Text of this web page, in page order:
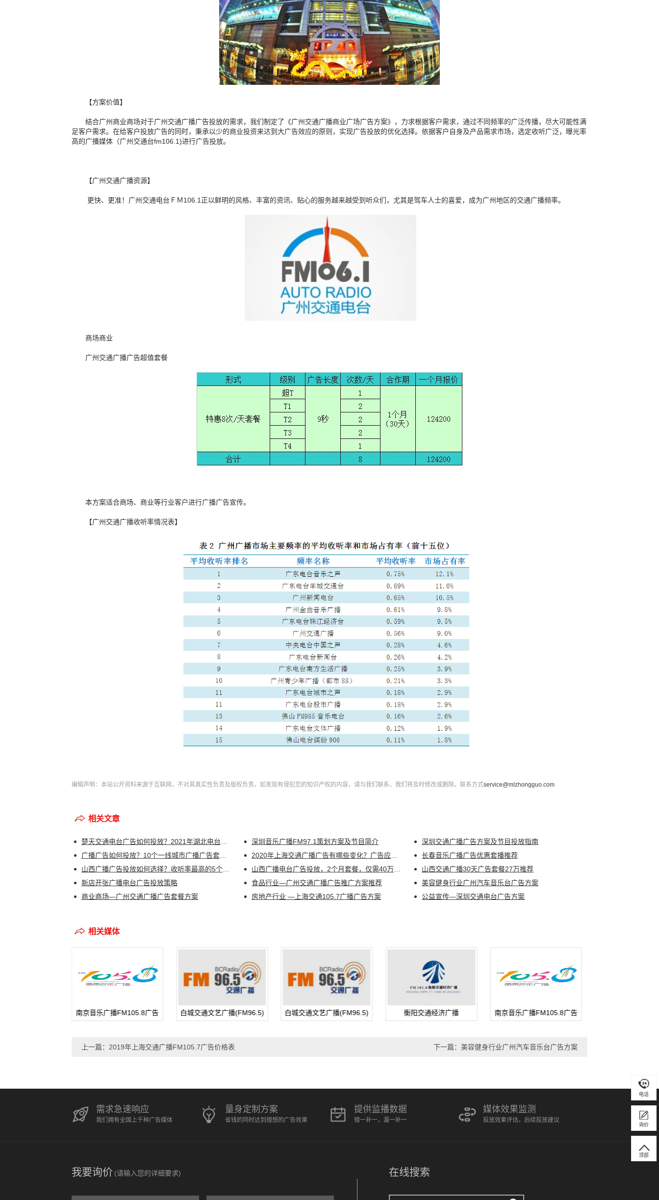
【方案价值】
结合广州商业商场对于广州交通广播广告投放的需求，我们制定了《广州交通广播商业广场广告方案》，力求根据客户需求，通过不同频率的广泛传播，尽大可能性满
足客户需求。在给客户投放广告的同时，秉承以少的商业投资来达到大广告效应的原则，实现广告投放的优化选择。依据客户自身及产品需求市场，选定收听广泛，曝光率
高的广播媒体（广州交通台fm106.1)进行广告投放。
【广州交通广播资源】
更快、更准！广州交通电台ＦＭ106.1正以鲜明的风格、丰富的资讯、贴心的服务越来越受到听众们，尤其是驾车人士的喜爱，成为广州地区的交通广播频率。
商场商业
广州交通广播广告超值套餐
本方案适合商场、商业等行业客户进行广播广告宣传。
【广州交通广播收听率情况表】
编辑声明：本站公开资料来源于互联网，不对其真实性负责及版权负责。如发现有侵犯您的知识产权的内容，请与我们联系，我们将及时修改或删除。联系方式service@mlzhongguo.com
相关文章
深圳音乐广播FM97.1策划方案及节目简介
深圳交通广播广告方案及节目投放指南
长春音乐广播广告优惠套播推荐
山西交通广播30天广告套餐27万推荐
新店开张广播电台广告投放策略
食品行业—广州交通广播广告推广方案推荐
美容健身行业广州汽车音乐台广告方案
商业商场—广州交通广播广告套餐方案
房地产行业 —上海交通105.7广播广告方案 公益宣传—深圳交通电台广告方案
相关媒体
白城交通文艺广播(FM96.5) 白城交通文艺广播(FM96.5)
衡阳交通经济广播
南京音乐广播FM105.8广告
南京音乐广播FM105.8广告
上一篇：2019年上海交通广播FM105.7广告价格表 下一篇：美容健身行业广州汽车音乐台广告方案
需求急速响应
我们拥有全国上千种广告媒体
量身定制方案
省钱的同时达到理想的广告效果
提供监播数据
错一补一，漏一补一
媒体效果监测
投放效果评估，后续投放建议
我要询价 (请输入您的详细要求) 在线搜索
电话
询价
顶部